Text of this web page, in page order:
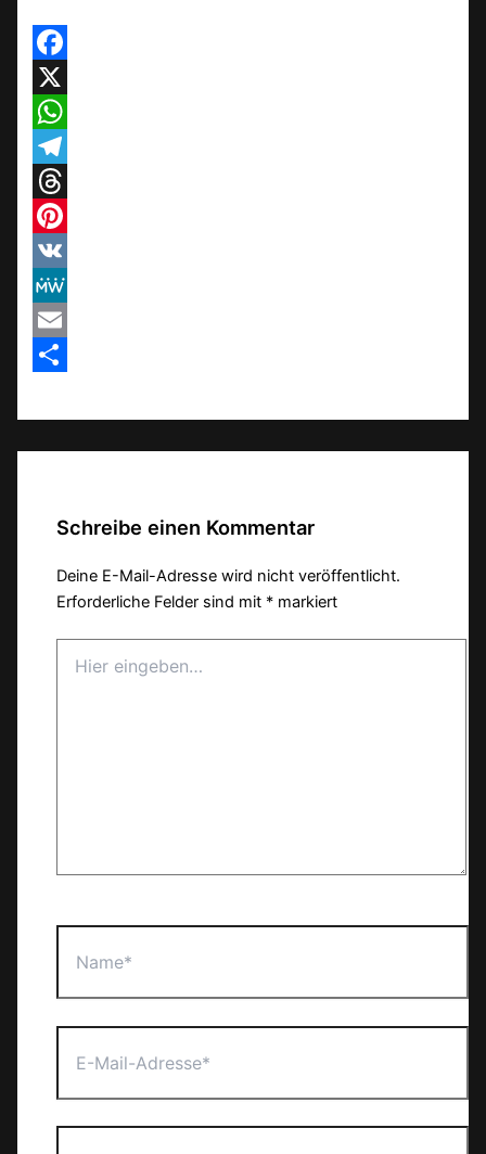
Facebook
X
WhatsApp
Telegram
Threads
Pinterest
VK
MeWe
Email
Schreibe einen Kommentar
Deine E-Mail-Adresse wird nicht veröffentlicht.
Erforderliche Felder sind mit * markiert
eingeben…
Mail-